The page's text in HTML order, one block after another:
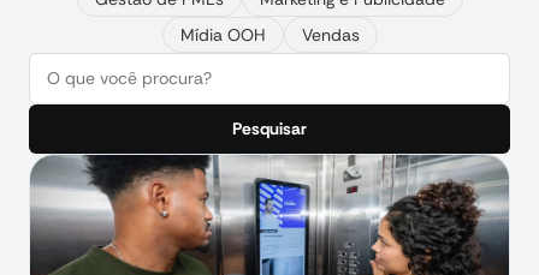
Mídia OOH
Vendas
Pesquisar